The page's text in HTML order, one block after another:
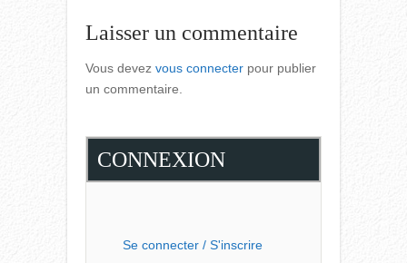
Laisser un commentaire
Vous devez vous connecter pour publier
un commentaire.
CONNEXION
Se connecter / S'inscrire